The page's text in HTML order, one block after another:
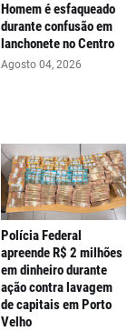
Homem é esfaqueado
durante confusão em
lanchonete no Centro
Agosto 04, 2026
Polícia Federal
apreende R$ 2 milhões
em dinheiro durante
ação contra lavagem
de capitais em Porto
Velho